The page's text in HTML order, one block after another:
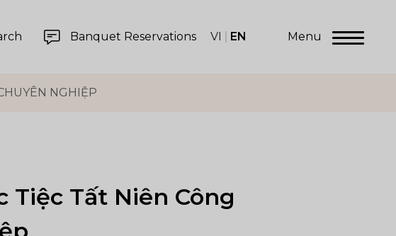
Banquet Reservations VI EN Menu
NGHIỆP
Tiệc Tất Niên Công